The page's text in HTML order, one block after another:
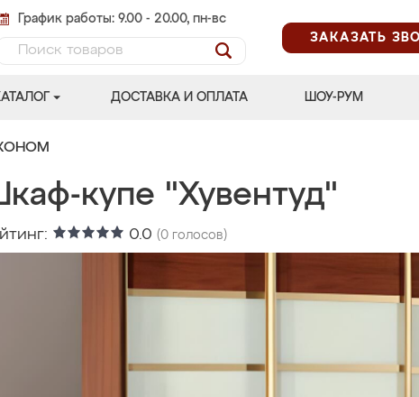
График работы: 9.00 - 20.00, пн-вс
ЗАКАЗАТЬ
ДОСТАВКА И ОПЛАТА ШОУ-РУМ
купе "Хувентуд"
0.0 (0 голосов)